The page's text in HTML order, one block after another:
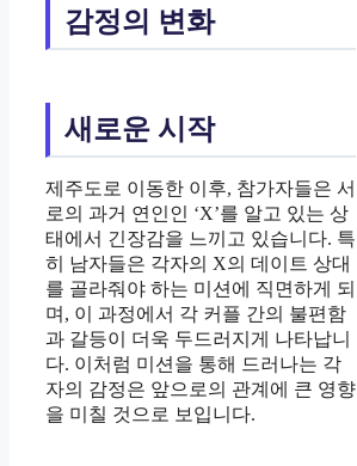
감정의 변화
새로운 시작
제주도로 이동한 이후, 참가자들은 서
로의 과거 연인인 ‘X’를 알고 있는 상
태에서 긴장감을 느끼고 있습니다. 특
히 남자들은 각자의 X의 데이트 상대
를 골라줘야 하는 미션에 직면하게 되
며, 이 과정에서 각 커플 간의 불편함
과 갈등이 더욱 두드러지게 나타납니
다. 이처럼 미션을 통해 드러나는 각
자의 감정은 앞으로의 관계에 큰 영향
을 미칠 것으로 보입니다.